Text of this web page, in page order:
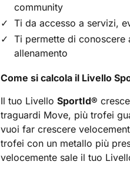
community
Ti da accesso a servizi,
Ti permette di
allenamento
Come si calcola il Livello
Il tuo LivelloSportId®
traguardi Move, più trofei
vuoi far crescere
trofei con un metallo più
velocemente sale il tuo